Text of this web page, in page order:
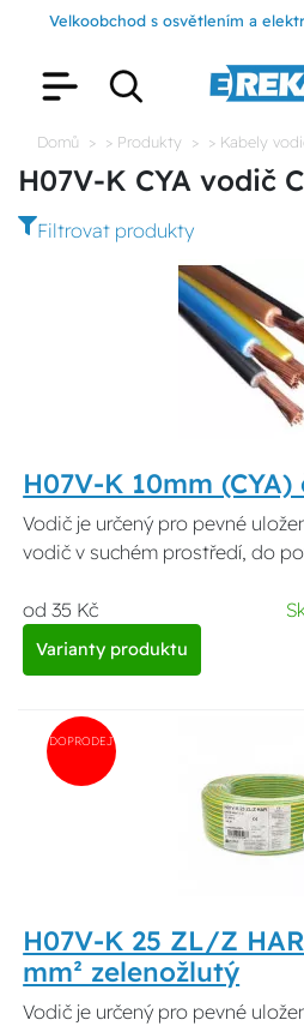
Velkoobchod s osvětlením a
Domů > Produkty > Kabely
H07V-K CYA vodič
Filtrovat produkty
H07V-K 10mm
Vodič je určený pro pevné
vodič v suchém prostředí, do
od 35 Kč
Varianty produktu
DOPRODEJ
H07V-K 25 ZL/Z
mm² zelenožlutý
Vodič je určený pro pevné